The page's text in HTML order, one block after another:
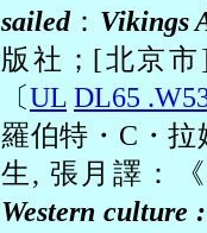
sailed： Vikings
版社； [北京市
〔UL DL65
羅伯特 ・ C ・
生, 張月譯：
Western culture